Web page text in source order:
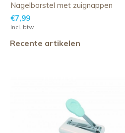
Nagelborstel met zuignappen
€7,99
Incl. btw
Recente artikelen